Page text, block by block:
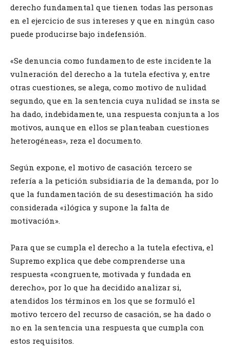
derecho fundamental que tienen todas las personas
en el ejercicio de sus intereses y que en ningún caso
puede producirse bajo indefensión.
«Se denuncia como fundamento de este incidente la
vulneración del derecho a la tutela efectiva y, entre
otras cuestiones, se alega, como motivo de nulidad
segundo, que en la sentencia cuya nulidad se insta se
ha dado, indebidamente, una respuesta conjunta a los
motivos, aunque en ellos se planteaban cuestiones
heterogéneas», reza el documento.
Según expone, el motivo de casación tercero se
refería a la petición subsidiaria de la demanda, por lo
que la fundamentación de su desestimación ha sido
considerada «ilógica y supone la falta de
motivación».
Para que se cumpla el derecho a la tutela efectiva, el
Supremo explica que debe comprenderse una
respuesta «congruente, motivada y fundada en
derecho», por lo que ha decidido analizar si,
atendidos los términos en los que se formuló el
motivo tercero del recurso de casación, se ha dado o
no en la sentencia una respuesta que cumpla con
estos requisitos.